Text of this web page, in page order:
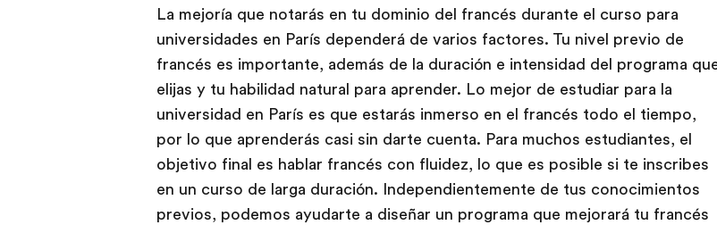
La mejoría que notarás en tu dominio del francés durante el curso para
universidades en París dependerá de varios factores. Tu nivel previo de
francés es importante, además de la duración e intensidad del programa
elijas y tu habilidad natural para aprender. Lo mejor de estudiar para la
universidad en París es que estarás inmerso en el francés todo el tiempo,
por lo que aprenderás casi sin darte cuenta. Para muchos estudiantes, el
objetivo final es hablar francés con fluidez, lo que es posible si te inscribes
en un curso de larga duración. Independientemente de tus conocimientos
previos, podemos ayudarte a diseñar un programa que mejorará tu francés